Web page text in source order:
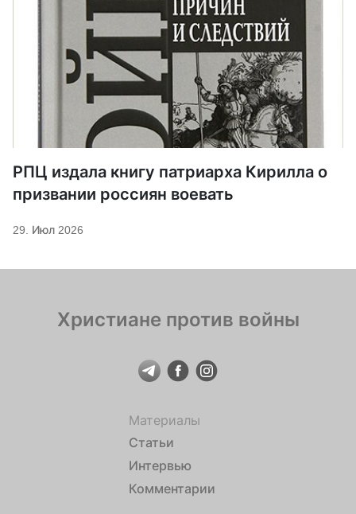
РПЦ издала книгу патриарха Кирилла о
призвании россиян воевать
29. Июл 2026
Христиане против войны
Материалы
Статьи
Интервью
Комментарии